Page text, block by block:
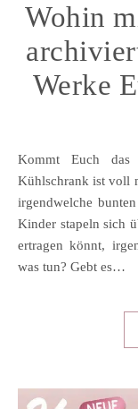
Wohin
Werke
Kommt Euch das Folgende vielleicht bekannt vor? Der
Kühlschrank ist voll
irgendwelche
Kinder stapeln sich
ertragen könnt,
was tun? Gebt es…